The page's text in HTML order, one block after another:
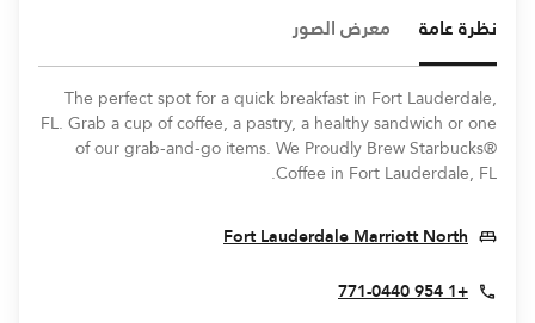
نظرة عامة معرض الصور
The perfect spot for a quick breakfast in Fort Lauderdale,
FL. Grab a cup of coffee, a pastry, a healthy sandwich or one
of our grab-and-go items. We Proudly Brew Starbucks®
Coffee in Fort Lauderdale, FL.
Fort Lauderdale Marriott North
Opens In New Window
+1 954 771-0440